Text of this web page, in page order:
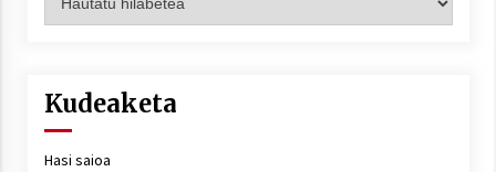
Kudeaketa
Hasi saioa